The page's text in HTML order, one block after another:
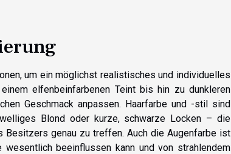
um ein möglichst realistisches und individuelles
elfenbeinfarbenen Teint bis hin zu dunkleren
Geschmack anpassen. Haarfarbe und -stil sind
Blond oder kurze, schwarze Locken – die
genau zu treffen. Auch die Augenfarbe ist
beeinflussen kann und von strahlendem